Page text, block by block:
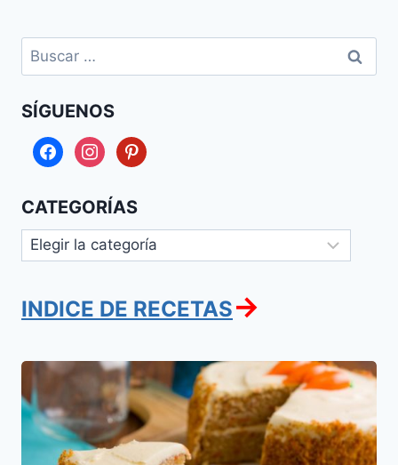
Buscar:
SÍGUENOS
facebookinstagrampinterest
CATEGORÍAS
Categorías
INDICE DE RECETAS→
Queque
o
pastel
de
Zanahoria